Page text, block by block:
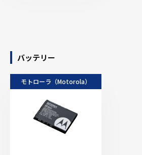
バッテリー
モトローラ（Motorola）